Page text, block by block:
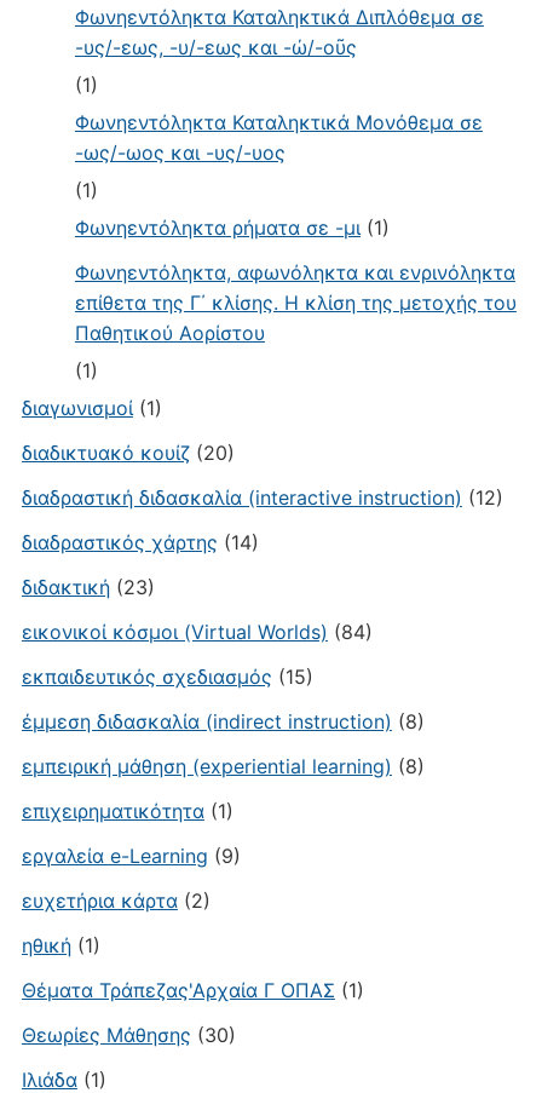
Φωνηεντόληκτα Καταληκτικά Διπλόθεμα σε
-υς/-εως, -υ/-εως και -ώ/-οῦς
(1)
Φωνηεντόληκτα Καταληκτικά Μονόθεμα σε
-ως/-ωος και -υς/-υος
(1)
Φωνηεντόληκτα ρήματα σε -μι(1)
Φωνηεντόληκτα, αφωνόληκτα και ενρινόληκτα
επίθετα της Γ΄ κλίσης. Η κλίση της μετοχής του
Παθητικού Αορίστου
(1)
διαγωνισμοί(1)
διαδικτυακό κουίζ(20)
διαδραστική διδασκαλία (interactive instruction) (12)
διαδραστικός χάρτης (14)
διδακτική(23)
εικονικοί κόσμοι (Virtual Worlds) (84)
εκπαιδευτικός σχεδιασμός (15)
έμμεση διδασκαλία (indirect instruction) (8)
εμπειρική μάθηση (experiential learning) (8)
επιχειρηματικότητα(1)
εργαλεία e-Learning (9)
ευχετήρια κάρτα(2)
ηθική(1)
Θέματα Τράπεζας'Αρχαία Γ ΟΠΑΣ (1)
Θεωρίες Μάθησης (30)
Ιλιάδα(1)